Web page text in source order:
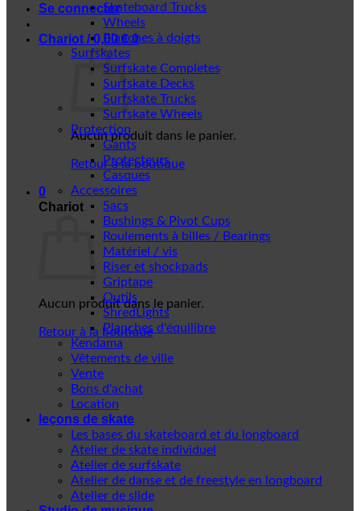
Se connecter
Chariot /0,00€ 0
Aucun produit dans le panier.
Retour à la boutique
0
Chariot
Aucun produit dans le panier.
Retour à la boutique
Skateboard Trucks
Wheels
Planches à doigts
Surfskates
Surfskate Completes
Surfskate Decks
Surfskate Trucks
Surfskate Wheels
Protection
Gants
Protecteurs
Casques
Accessoires
Sacs
Bushings & Pivot Cups
Roulements à billes / Bearings
Matériel / vis
Riser et shockpads
Griptape
Outils
ShredLights
Planches d'équilibre
Kendama
Vêtements de ville
Vente
Bons d'achat
Location
leçons de skate
Les bases du skateboard et du longboard
Atelier de skate individuel
Atelier de surfskate
Atelier de danse et de freestyle en longboard
Atelier de slide